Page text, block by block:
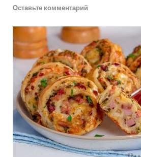
Оставьте комментарий